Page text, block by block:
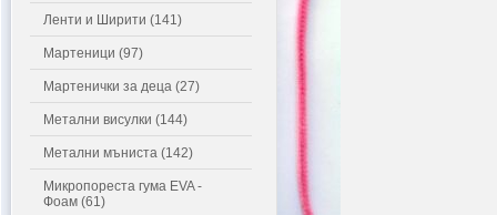
Ленти и Ширити (141)
Мартеници (97)
Мартенички за деца (27)
Метални висулки (144)
Метални мъниста (142)
Микропореста гума EVA -
Фоам (61)